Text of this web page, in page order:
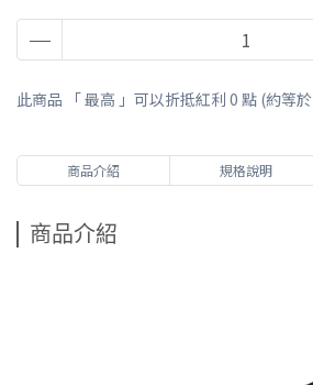
此商品 「 最高 」可以折抵紅利 0 點 (約等於
商品介紹 規格說明
商品介紹